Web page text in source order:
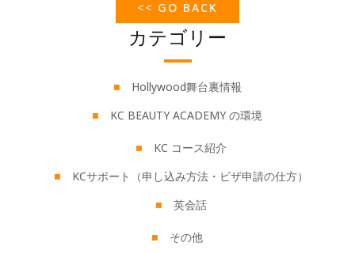
カテゴリー
Hollywood舞台裏情報
KC BEAUTY ACADEMY の環境
KC コース紹介
KCサポート（申し込み方法・ビザ申請の仕方）
英会話
その他
<< GO BACK